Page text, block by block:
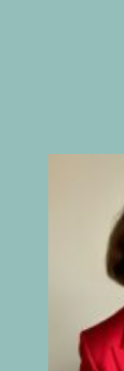
BUSCADOR